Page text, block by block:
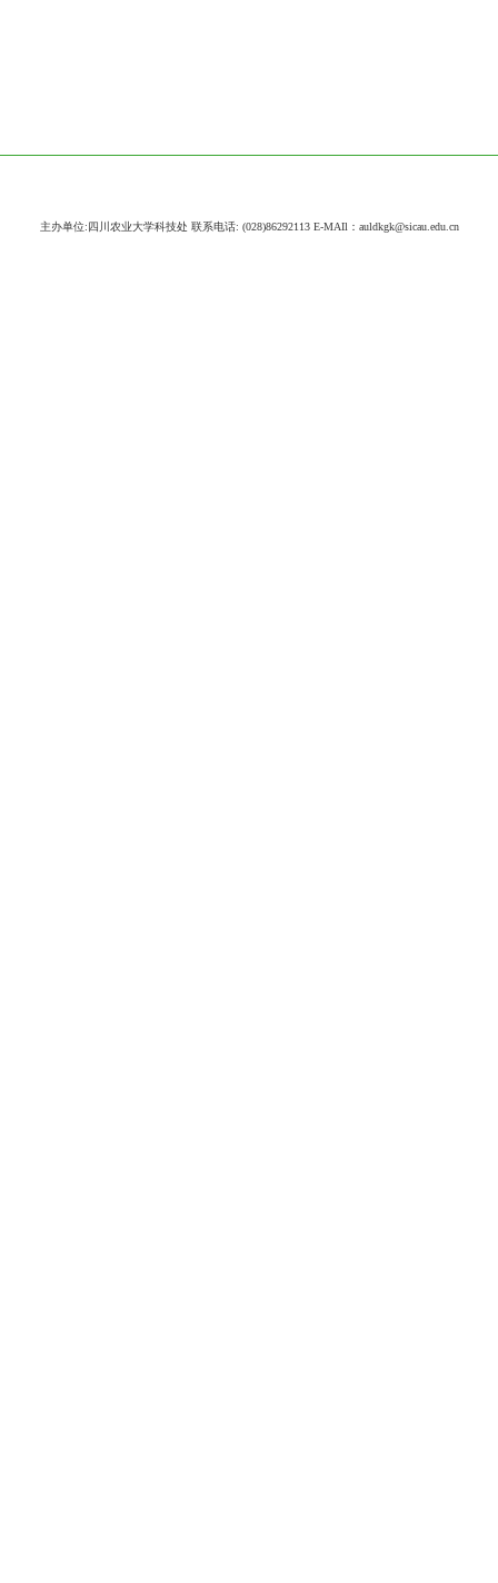
主办单位:四川农业大学科技处 联系电话: (028)86292113 E-MAIl：auldkgk@sicau.edu.cn